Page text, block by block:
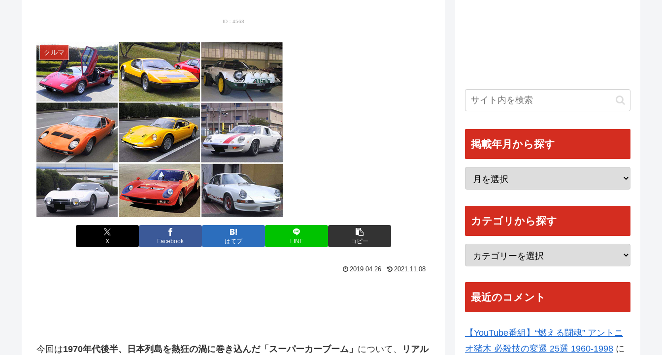
ID：4568
クルマ
X Facebook はてブ LINE コピー
2019.04.26 2021.11.08
今回は1970年代後半、日本列島を熱狂の渦に巻き込んだ「スーパーカーブーム」 について、
リアル
掲載年月から探す
カテゴリから探す
最近のコメント
【YouTube番組】“燃える闘魂” アントニ
オ猪木 必殺技の変遷 25選 1960-1998 に